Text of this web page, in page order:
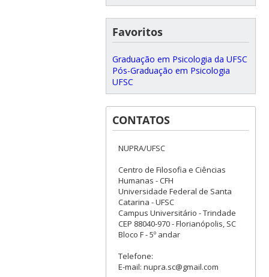
Favoritos
Graduação em Psicologia da UFSC
Pós-Graduação em Psicologia
UFSC
CONTATOS
NUPRA/UFSC
Centro de Filosofia e Ciências
Humanas - CFH
Universidade Federal de Santa
Catarina - UFSC
Campus Universitário - Trindade
CEP 88040-970 - Florianópolis, SC
Bloco F - 5º andar
Telefone:
E-mail: nupra.sc@gmail.com